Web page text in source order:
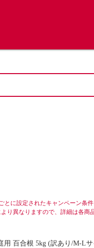
とに設定されたキャンペーン条
り異なりますので、詳細は各商
用 百合根 5kg (訳あり/M-L